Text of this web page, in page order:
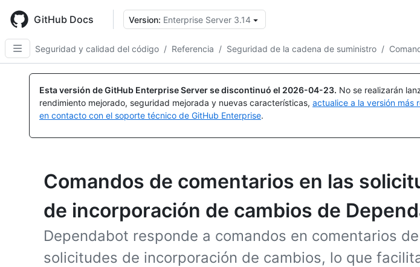
main
content
GitHub Docs Version: Enterprise Server 3.14
Seguridad y calidad del código / Referencia / Seguridad de la cadena de suministro /
Esta versión de GitHub Enterprise Server se discontinuó el 2026-04-23. No se realizarán
rendimiento mejorado, seguridad mejorada y nuevas características, actualice a la versión más
en contacto con el soporte técnico de GitHub Enterprise.
Comandos de comentarios en las
de incorporación de cambios de
Dependabot responde a comandos en comentarios
solicitudes de incorporación de cambios, lo que